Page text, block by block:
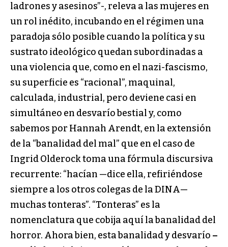
ladrones y asesinos”-, releva a las mujeres en
un rol inédito, incubando en el régimen una
paradoja sólo posible cuando la política y su
sustrato ideológico quedan subordinadas a
una violencia que, como en el nazi-fascismo,
su superficie es “racional”, maquinal,
calculada, industrial, pero deviene casi en
simultáneo en desvarío bestial y, como
sabemos por Hannah Arendt, en la extensión
de la “banalidad del mal” que en el caso de
Ingrid Olderock toma una fórmula discursiva
recurrente: “hacían —dice ella, refiriéndose
siempre a los otros colegas de la DINA—
muchas tonteras”. “Tonteras” es la
nomenclatura que cobija aquí la banalidad del
horror. Ahora bien, esta banalidad y desvarío –